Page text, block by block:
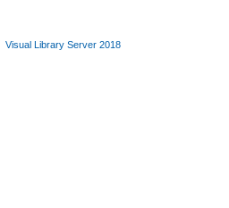
Visual Library Server 2018